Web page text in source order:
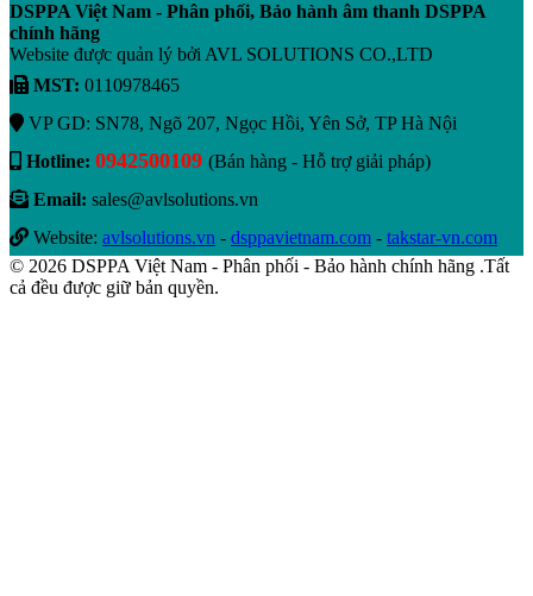
DSPPA Việt Nam - Phân phối, Bảo hành âm thanh DSPPA
chính hãng
Website được quản lý bởi AVL SOLUTIONS CO.,LTD
MST: 0110978465
VP GD: SN78, Ngõ 207, Ngọc Hồi, Yên Sở, TP Hà Nội
Hotline: 0942500109 (Bán hàng - Hỗ trợ giải pháp)
Email: sales@avlsolutions.vn
Website: avlsolutions.vn - dsppavietnam.com - takstar-vn.com
© 2026 DSPPA Việt Nam - Phân phối - Bảo hành chính hãng .Tất
cả đều được giữ bản quyền.